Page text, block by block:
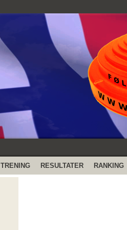
TRENING RESULTATER RANKING